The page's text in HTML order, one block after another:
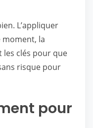
L’appliquer
moment, la
les clés pour que
risque pour
pour